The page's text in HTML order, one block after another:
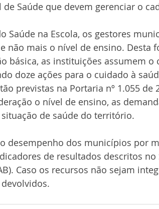
Saúde que devem gerenciar o
Saúde na Escola, os gestores
não mais o nível de ensino. Desta
básica, as instituições assumem o
doze ações para o cuidado à
previstas na Portaria nº 1.055 de
o nível de ensino, as
de saúde do território.
desempenho dos municípios por
de resultados descritos no
Caso os recursos não sejam